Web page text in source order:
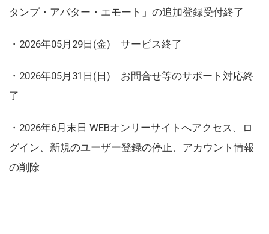
タンプ・アバター・エモート」の追加登録受付終了
・2026年05月29日(金) サービス終了
・2026年05月31日(日) お問合せ等のサポート対応終
了
・2026年6月末日 WEBオンリーサイトへアクセス、ロ
グイン、新規のユーザー登録の停止、アカウント情報
の削除